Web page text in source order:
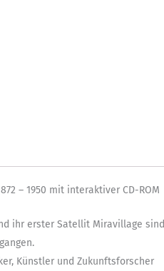
– 1950 mit interaktiver CD-ROM
ihr erster Satellit Miravillage sind
Künstler und Zukunftsforscher